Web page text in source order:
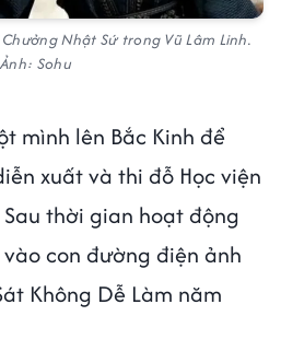
Nhật Sứ trong Vũ Lâm Linh.
Ảnh: Sohu
mình lên Bắc Kinh để
xuất và thi đỗ Học viện
thời gian hoạt động
con đường điện ảnh
Không Dễ Làm năm